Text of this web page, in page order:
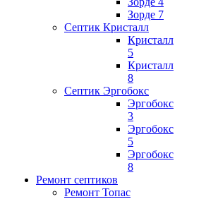
Зорде 7
Септик Кристалл
Кристалл
5
Кристалл
8
Септик Эргобокс
Эргобокс
3
Эргобокс
5
Эргобокс
8
Ремонт септиков
Ремонт Топас